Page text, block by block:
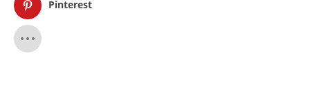
Pinterest